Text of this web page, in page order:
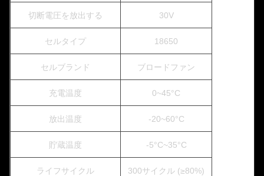
切断電圧を放出する 30V
セルタイプ 18650
セルブランド ブロードファン
充電温度 0~45°C
放出温度 -20~60°C
貯蔵温度 -5°C~35°C
ライフサイクル 300サイクル (≥80%)